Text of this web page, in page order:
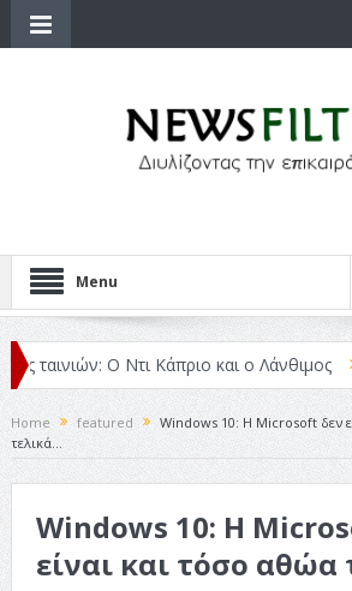
Menu
Ο Ντι Κάπριο και ο Λάνθιμος
Home featured
Windows 10: Η Microsoft δεν
τελικά…
Windows 10: Η
είναι και τόσο αθώα